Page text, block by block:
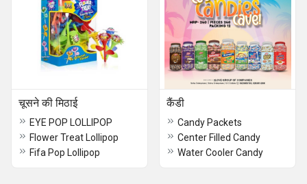
चूसने की मिठाई
EYE POP LOLLIPOP
Flower Treat Lollipop
Fifa Pop Lollipop
कैंडी
Candy Packets
Center Filled Candy
Water Cooler Candy